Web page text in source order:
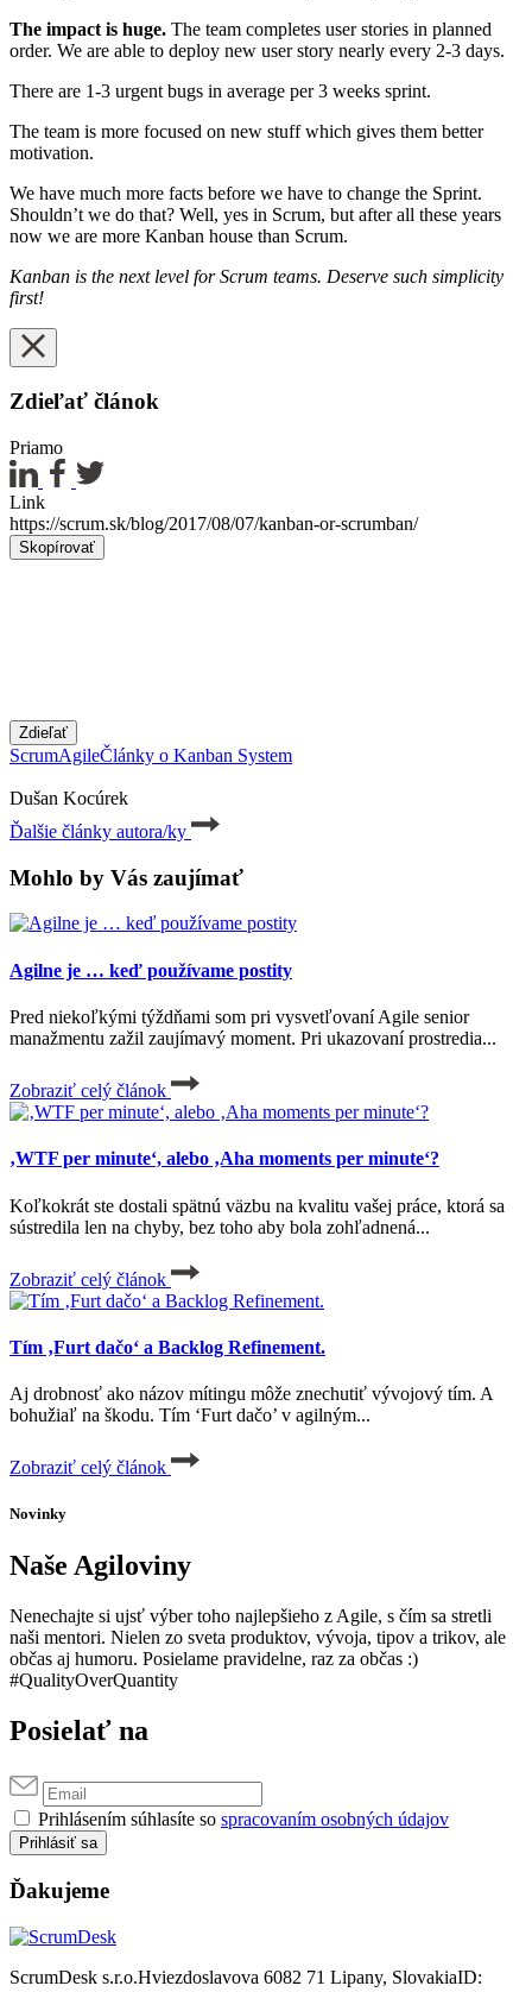
The impact is huge. The team completes user stories in planned
order. We are able to deploy new user story nearly every 2-3 days.
There are 1-3 urgent bugs in average per 3 weeks sprint.
The team is more focused on new stuff which gives them better
motivation.
We have much more facts before we have to change the Sprint.
Shouldn’t we do that? Well, yes in Scrum, but after all these years
now we are more Kanban house than Scrum.
Kanban is the next level for Scrum teams. Deserve such simplicity
first!
Zdieľať článok
Priamo
Link
https://scrum.sk/blog/2017/08/07/kanban-or-scrumban/
Skopírovať
Zdieľať
ScrumAgileČlánky o Kanban System
Dušan Kocúrek
Ďalšie články autora/ky
Mohlo by Vás zaujímať
Agilne je … keď používame postity
Pred niekoľkými týždňami som pri vysvetľovaní Agile senior
manažmentu zažil zaujímavý moment. Pri ukazovaní prostredia...
Zobraziť celý článok
‚WTF per minute‘, alebo ‚Aha moments per minute‘?
Koľkokrát ste dostali spätnú väzbu na kvalitu vašej práce, ktorá sa
sústredila len na chyby, bez toho aby bola zohľadnená...
Zobraziť celý článok
Tím ‚Furt dačo‘ a Backlog Refinement.
Aj drobnosť ako názov mítingu môže znechutiť vývojový tím. A
bohužiaľ na škodu. Tím ‘Furt dačo’ v agilným...
Zobraziť celý článok
Novinky
Naše Agiloviny
Nenechajte si ujsť výber toho najlepšieho z Agile, s čím sa stretli
naši mentori. Nielen zo sveta produktov, vývoja, tipov a trikov, ale
občas aj humoru. Posielame pravidelne, raz za občas :)
#QualityOverQuantity
Posielať na
Prihlásením súhlasíte so spracovaním osobných údajov
Prihlásiť sa
Ďakujeme
ScrumDesk s.r.o.Hviezdoslavova 6082 71 Lipany, SlovakiaID: